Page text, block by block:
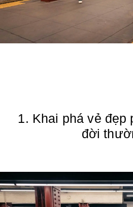
1. Khai phá vẻ
đời